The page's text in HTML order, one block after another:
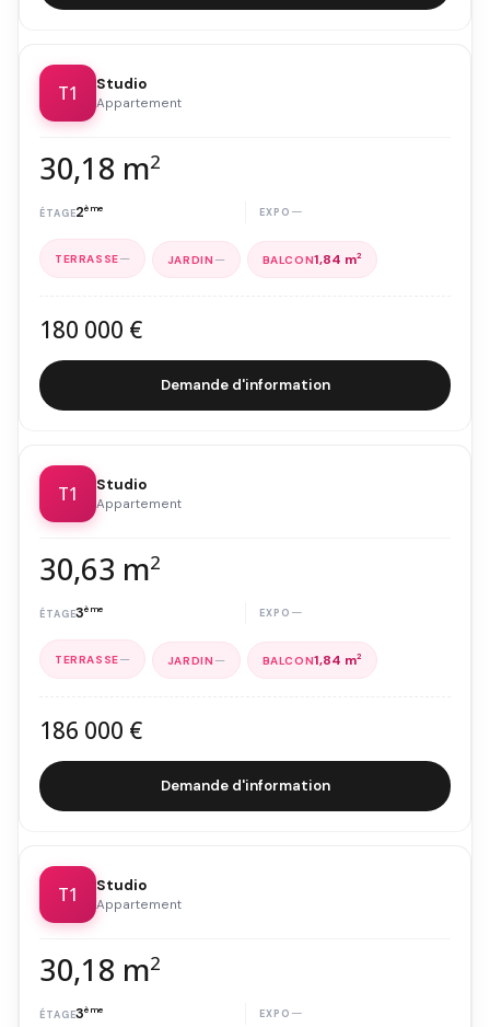
T1 Studio
Appartement
30,18 m2
2ème —
— — 1,84 m2
180 000 €
Demande d'information
T1 Studio
Appartement
30,63 m2
3ème —
— — 1,84 m2
186 000 €
Demande d'information
T1 Studio
Appartement
30,18 m2
3ème —